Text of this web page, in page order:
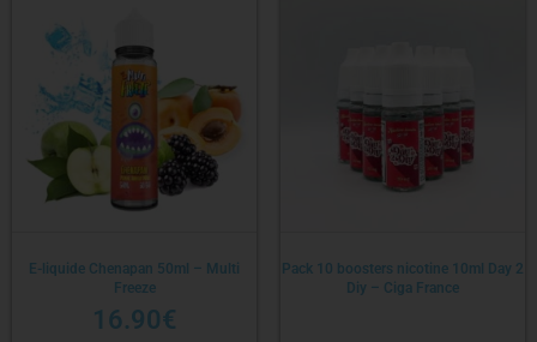
E-liquide Chenapan 50ml – Multi
Freeze
16.90€
Pack 10 boosters nicotine 10ml Day 2
Diy – Ciga France